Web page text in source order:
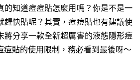
的知道痘痘貼怎麼用嗎？你是不是一
趕快貼呢？其實，痘痘貼也有建議使
將分享一款全新超厲害的液態隱形痘
痘貼的使用限制，務必看到最後呀～